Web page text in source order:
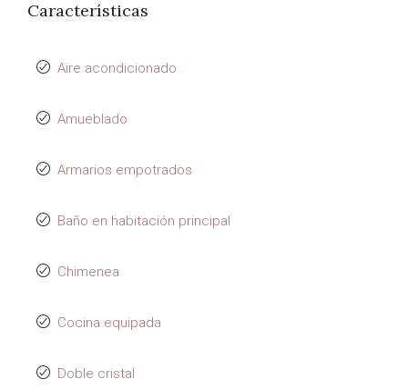
Características
Aire acondicionado
Amueblado
Armarios empotrados
Baño en habitación principal
Chimenea
Cocina equipada
Doble cristal